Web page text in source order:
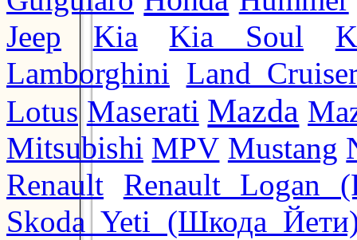
Jeep
Kia Kia Soul
Lamborghini Land
Lotus Maserati Mazda
Mitsubishi MPV Mustang
Renault
Renault Logan
Skoda Yeti (Шкода